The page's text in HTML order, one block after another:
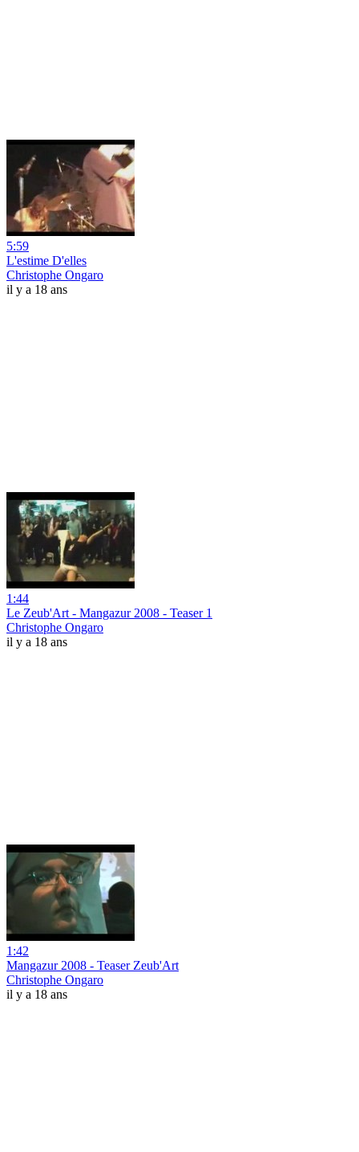
5:59
L'estime D'elles
Christophe Ongaro
il y a 18 ans
1:44
Le Zeub'Art - Mangazur 2008 - Teaser 1
Christophe Ongaro
il y a 18 ans
1:42
Mangazur 2008 - Teaser Zeub'Art
Christophe Ongaro
il y a 18 ans